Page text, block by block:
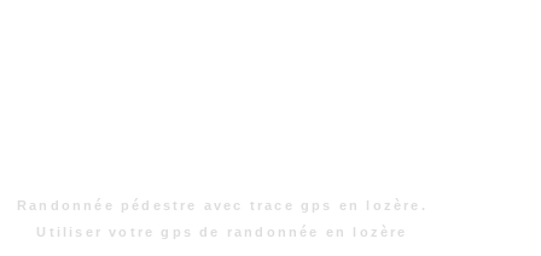
Randonnée pédestre avec trace gps en lozère.
Utiliser votre gps de randonnée en lozère